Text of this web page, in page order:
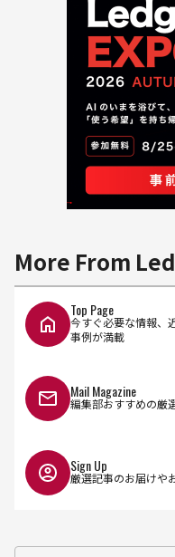
More From
Top Page
今すぐ必要な情報、
事例が満載
Mail Magazine
編集部おすすめの厳
Sign Up
厳選記事のお届けや